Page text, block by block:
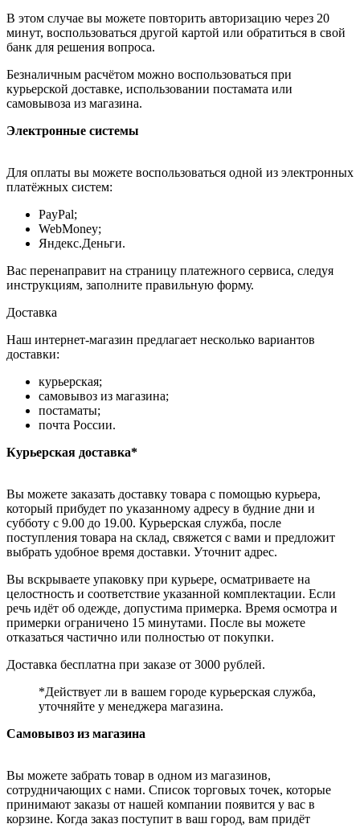
В этом случае вы можете повторить авторизацию через 20
минут, воспользоваться другой картой или обратиться в свой
банк для решения вопроса.
Безналичным расчётом можно воспользоваться при
курьерской доставке, использовании постамата или
самовывоза из магазина.
Электронные системы
Для оплаты вы можете воспользоваться одной из электронных
платёжных систем:
PayPal;
WebMoney;
Яндекс.Деньги.
Вас перенаправит на страницу платежного сервиса, следуя
инструкциям, заполните правильную форму.
Доставка
Наш интернет-магазин предлагает несколько вариантов
доставки:
курьерская;
самовывоз из магазина;
постаматы;
почта России.
Курьерская доставка*
Вы можете заказать доставку товара с помощью курьера,
который прибудет по указанному адресу в будние дни и
субботу с 9.00 до 19.00. Курьерская служба, после
поступления товара на склад, свяжется с вами и предложит
выбрать удобное время доставки. Уточнит адрес.
Вы вскрываете упаковку при курьере, осматриваете на
целостность и соответствие указанной комплектации. Если
речь идёт об одежде, допустима примерка. Время осмотра и
примерки ограничено 15 минутами. После вы можете
отказаться частично или полностью от покупки.
Доставка бесплатна при заказе от 3000 рублей.
*Действует ли в вашем городе курьерская служба,
уточняйте у менеджера магазина.
Самовывоз из магазина
Вы можете забрать товар в одном из магазинов,
сотрудничающих с нами. Список торговых точек, которые
принимают заказы от нашей компании появится у вас в
корзине. Когда заказ поступит в ваш город, вам придёт